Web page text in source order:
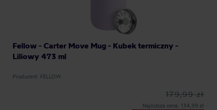
Fellow - Carter Move Mug - Kubek termiczny -
Liliowy 473 ml
Producent: FELLOW
179,99 zł
Najniższa cena: 134,99 zł